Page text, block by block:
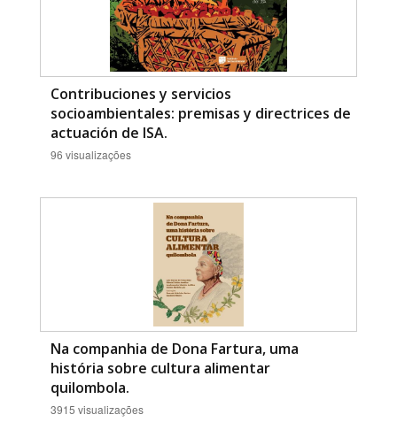
Contribuciones y servicios
socioambientales: premisas y directrices de
actuación de ISA.
96 visualizações
Na companhia de Dona Fartura, uma
história sobre cultura alimentar
quilombola.
3915 visualizações